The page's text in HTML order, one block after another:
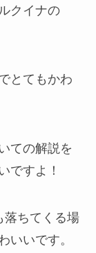
クイナの
とてもかわ
ての解説を
ですよ！
落ちてくる場
いいです。